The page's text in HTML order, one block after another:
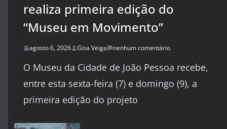
realiza primeira edição do
“Museu em Movimento”
agosto 6, 2026 Gisa Veiga nenhum comentário
O Museu da Cidade de João Pessoa recebe,
entre esta sexta-feira (7) e domingo (9), a
primeira edição do projeto